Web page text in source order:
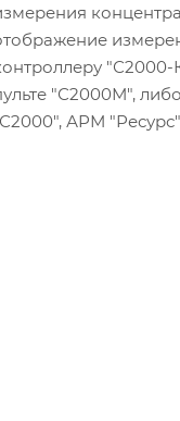
"С2000М",
АРМ